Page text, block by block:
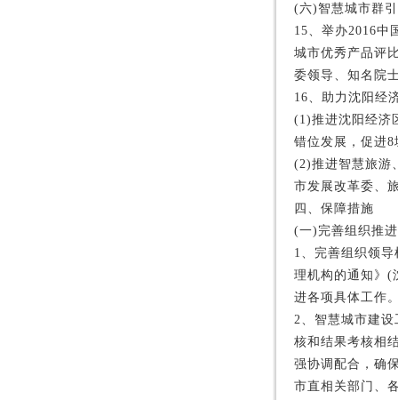
(六)智慧城市群
15、举办2016中
城市优秀产品评
委领导、知名院
16、助力沈阳经
(1)推进沈阳经济
错位发展，促进
(2)推进智慧旅游
市发展改革委、
四、保障措施
(一)完善组织推
1、完善组织领
理机构的通知》(
进各项具体工作
2、智慧城市建
核和结果考核相
强协调配合，确
市直相关部门、